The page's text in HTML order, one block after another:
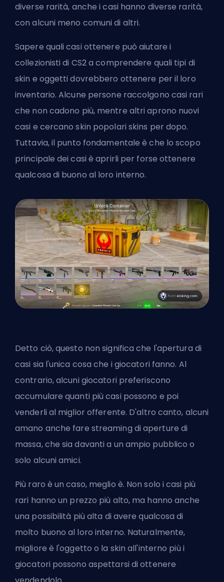
diverse rarità, anche i casi hanno diverse rarità,
con alcuni meno comuni di altri.
Sapere quali casi ottenere può aiutare i
collezionisti di CS2 a comprendere quali tipi di
skin e oggetti dovrebbero ottenere per il loro
inventario. Alcune persone raccolgono casi rari
che non cadono più, mentre altri aprono nuovi
casi e cercano skin popolari skins per dopo.
Tuttavia, il punto fondamentale è che lo scopo
principale dei casi è aprirli per forse ottenere
qualcosa di buono al loro interno.
Detto ciò, questo non significa che l'apertura di
casi sia l'unica cosa che i giocatori fanno. Al
contrario, alcuni giocatori preferiscono
accumulare quanti più casi possono e poi
venderli al miglior offerente. D'altro canto, alcuni
amano anche fare streaming di aperture di
massa, che sia davanti a un ampio pubblico o
solo alcuni amici.
Più raro è un caso, meglio è. Non solo i casi più
rari hanno un prezzo più alto, ma hanno anche
una possibilità più alta di avere qualcosa di
molto buono al loro interno. Naturalmente,
migliore è l'oggetto o la skin all'interno più i
giocatori possono aspettarsi di ottenere